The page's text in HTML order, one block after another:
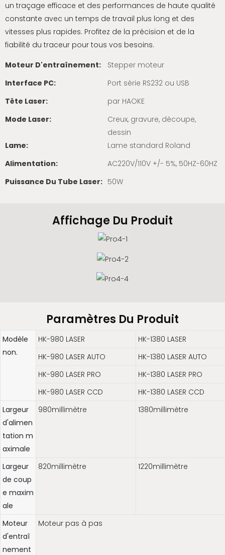
un traçage efficace et des performances de haute qualité
constante avec un temps de travail plus long et des
vitesses plus rapides. Profitez de la précision et de la
fiabilité du traceur pour tous vos besoins.
Moteur D'entraînement:
Stepper moteur
Interface PC:
Port série RS232 ou USB
Tête Laser:
par HAOKE
Mode Laser:
Creux, gravure, découpe,
dessin
Lame:
Lame standard Roland
Alimentation:
AC220V/110V +/- 5%, 50HZ-60HZ
Puissance Du Tube Laser: 50W
Affichage Du Produit
Paramètres Du Produit
Modèle
non.
HK-980 LASER
HK-1380 LASER
HK-980 LASER AUTO
HK-1380 LASER AUTO
HK-980 LASER PRO
HK-1380 LASER PRO
HK-980 LASER CCD
HK-1380 LASER CCD
Largeur
d'alimen
tation m
aximale
980millimètre 1380millimètre
Largeur
de coup
e maxim
ale
820millimètre 1220millimètre
Moteur
d'entraî
nement
Moteur pas à pas